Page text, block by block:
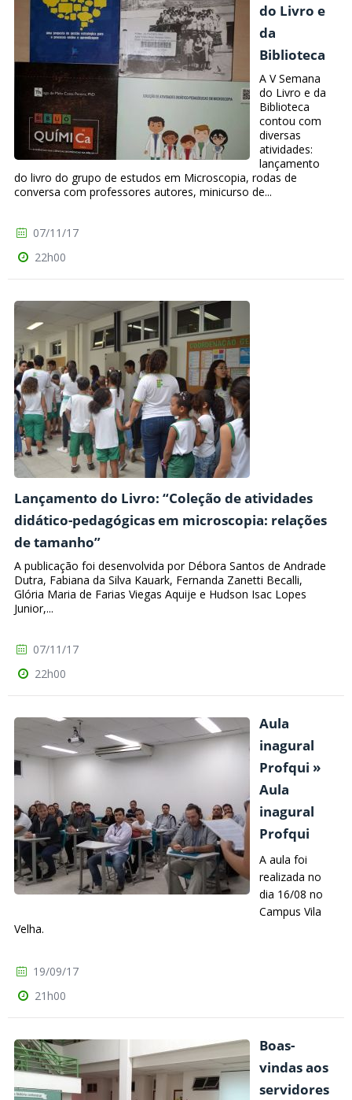
do Livro e
da
Biblioteca
A V Semana
do Livro e da
Biblioteca
contou com
diversas
atividades:
lançamento
do livro do grupo de estudos em Microscopia, rodas de
conversa com professores autores, minicurso de...
07/11/17
22h00
Lançamento do Livro: “Coleção de atividades
didático-pedagógicas em microscopia: relações
de tamanho”
A publicação foi desenvolvida por Débora Santos de Andrade
Dutra, Fabiana da Silva Kauark, Fernanda Zanetti Becalli,
Glória Maria de Farias Viegas Aquije e Hudson Isac Lopes
Junior,...
07/11/17
22h00
Aula
inagural
Profqui »
Aula
inagural
Profqui
A aula foi
realizada no
dia 16/08 no
Campus Vila
Velha.
19/09/17
21h00
Boas-
vindas aos
servidores